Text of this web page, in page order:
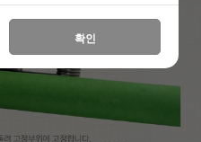
확인